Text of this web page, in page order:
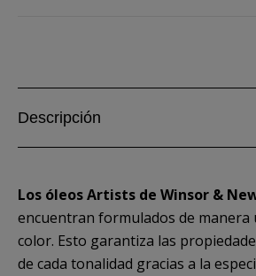
Descripción
Los óleos Artists de Winsor &
encuentran formulados de manera
color. Esto garantiza las
de cada tonalidad gracias a la